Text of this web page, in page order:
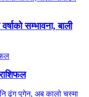
सम्भावना, बाली